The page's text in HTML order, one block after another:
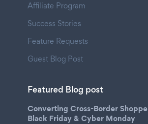
Affiliate Program
Success Stories
Feature Requests
Guest Blog Post
Featured Blog post
Converting Cross-Border
Black Friday & Cyber Monday